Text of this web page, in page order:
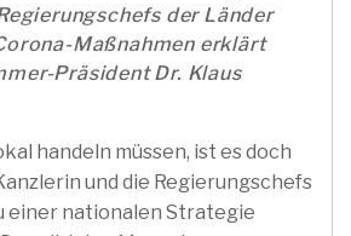
der Länder
Maßnahmen erklärt
Präsident Dr. Klaus
handeln müssen, ist es doch
und die Regierungschefs
einer nationalen Strategie